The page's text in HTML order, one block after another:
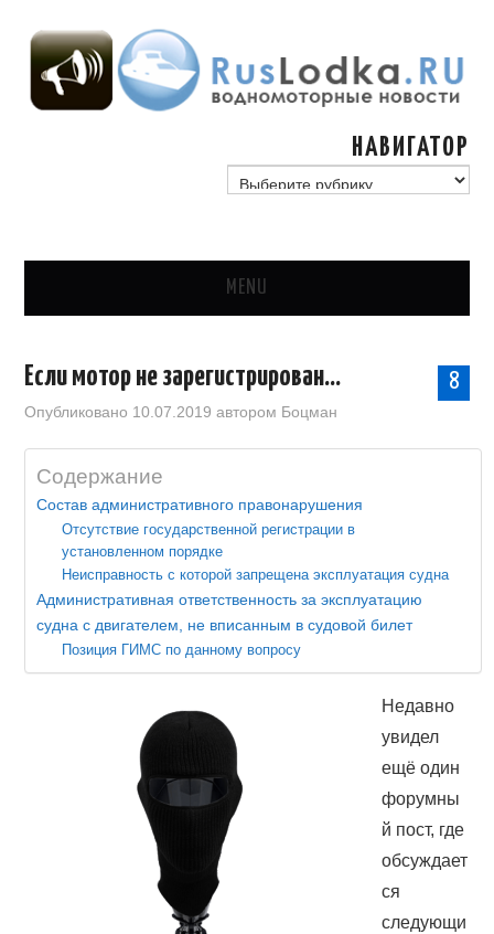
НАВИГАТОР
навигатор
MENU
ГИМС, ГОСУДАРСТВО
ВОПРОСЫ
КОНТАКТЫ
СПРАВОЧНИК
8
Если мотор не зарегистрирован…
Опубликовано 10.07.2019 автором Боцман
Содержание
Состав административного правонарушения
Отсутствие государственной регистрации в
установленном порядке
Неисправность с которой запрещена эксплуатация судна
Административная ответственность за эксплуатацию
судна с двигателем, не вписанным в судовой билет
Позиция ГИМС по данному вопросу
Недавно
увидел
ещё один
форумны
й пост, где
обсуждает
ся
следующи